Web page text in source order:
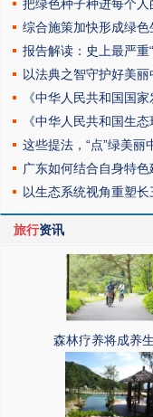
把绿色种子种进每个人
综合施策加快形成绿
报告解读：史上最严重
以法典之智守护好美丽
《中华人民共和国国
《中华人民共和国生
这些提法，“点”绿美丽
广东如何结合自身特
以生态系统视角重塑
旅行资讯
森林疗养将成养